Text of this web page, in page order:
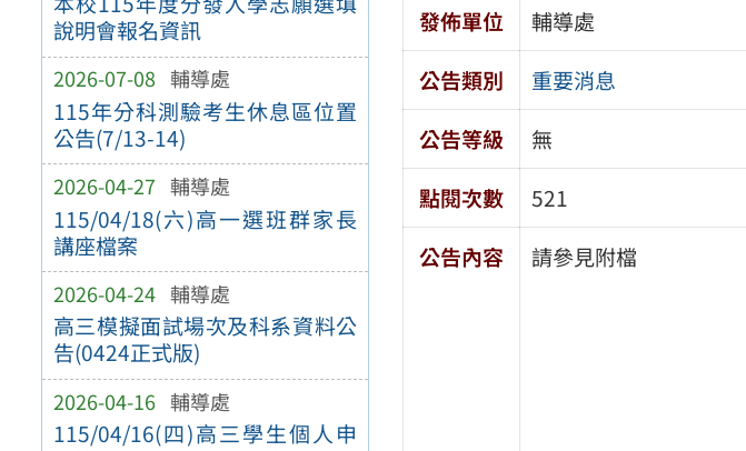
說明會報名資訊
2026-07-08 輔導處
115年分科測驗考生休息區位置
公告(7/13-14)
2026-04-27 輔導處
115/04/18(六)高一選班群家長
講座檔案
2026-04-24 輔導處
高三模擬面試場次及科系資料公
告(0424正式版)
2026-04-16 輔導處
115/04/16(四)高三學生個人申
發佈單位
輔導處
公告類別
重要消息
公告等級
無
點閱次數
521
公告內容
請參見附檔